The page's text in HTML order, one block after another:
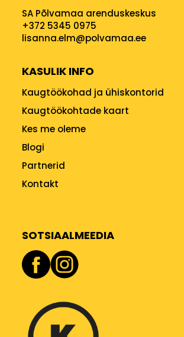
SA Põlvamaa arenduskeskus
+372 5345 0975
lisanna.elm@polvamaa.ee
KASULIK INFO
Kaugtöökohad ja ühiskontorid
Kaugtöökohtade kaart
Kes me oleme
Blogi
Partnerid
Kontakt
SOTSIAALMEEDIA